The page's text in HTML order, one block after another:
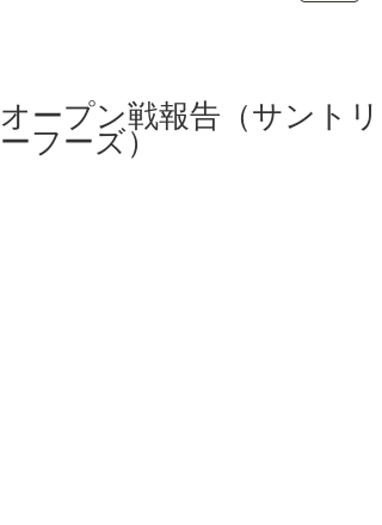
オープン戦報告（サントリ
ーフーズ）